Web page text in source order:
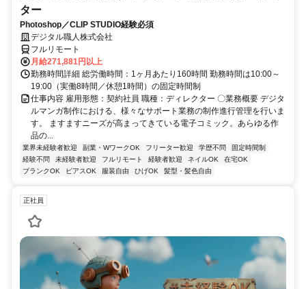
ター
Photoshop／CLIP STUDIO経験必須
デジタル職人株式会社
フルリモート
月給271,881円以上
勤務時間詳細 総労働時間：1ヶ月あたり160時間 勤務時間は10:00～
19:00（実働8時間／休憩1時間）の固定時間制
仕事内容 雇用形態：契約社員 職種：ディレクター 〇業務概要 デジタ
ルマンガ制作における、様々なサポート業務の制作進行管理を行いま
す。 ますますニーズが高まってきている電子コミック。あらゆる作
品の...
業界未経験者歓迎 副業・WワークOK フリーター歓迎 学歴不問
固定時間制
経験不問
未経験者歓迎 フルリモート 経験者歓迎 ネイルOK
在宅OK
ブランクOK
ピアスOK 服装自由 ひげOK 髪型・髪色自由
正社員